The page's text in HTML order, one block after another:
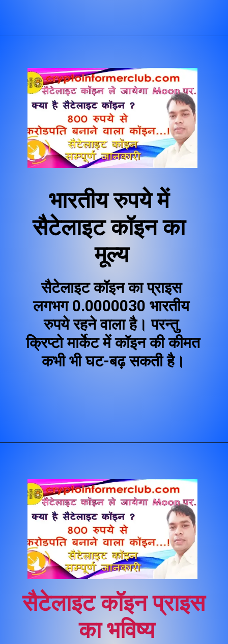
भारतीय रुपये में
सैटेलाइट कॉइन का
मूल्य
सैटेलाइट कॉइन का प्राइस
लगभग 0.0000030 भारतीय
रुपये रहने वाला है। परन्तु
क्रिप्टो मार्केट में कॉइन की कीमत
कभी भी घट-बढ़ सकती है।
सैटेलाइट कॉइन प्राइस
का भविष्य